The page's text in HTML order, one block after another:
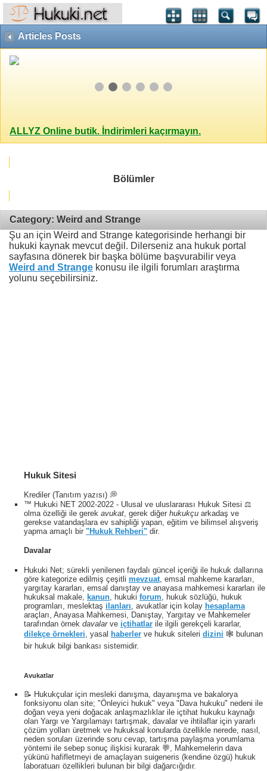
Articles Posts
ALLYZ Online butik. İndirimleri kaçırmayın.
Bölümler
Category: Weird and Strange
Şu an için Weird and Strange kategorisinde herhangi bir
hukuki kaynak mevcut değil. Dilerseniz ana hukuk portal
sayfasına dönerek bir başka bölüme başvurabilir veya
Weird and Strange konusu ile ilgili forumları araştırma
yolunu seçebilirsiniz.
Hukuk Sitesi
Krediler (Tanıtım yazısı) 💭
™ Hukuki NET 2002-2022 - Ulusal ve uluslararası Hukuk Sitesi ⚖️
olma özelliği ile gerek avukat , gerek diğer hukukçu arkadaş ve
gerekse vatandaşlara ev sahipliği yapan, eğitim ve bilimsel alışveriş
yapma amaçlı bir "Hukuk Rehberi" dir.
Davalar
Hukuki Net; sürekli yenilenen faydalı güncel içeriği ile hukuk dallarına
göre kategorize edilmiş çeşitli mevzuat , emsal mahkeme kararları,
yargıtay kararları, emsal danıştay ve anayasa mahkemesi kararları ile
hukuksal makale, kanun , hukuki forum , hukuk sözlüğü, hukuk
programları, meslektaş ilanları , avukatlar için kolay hesaplama
araçları, Anayasa Mahkemesi, Danıştay, Yargıtay ve Mahkemeler
tarafından örnek davalarve içtihatlar ile ilgili gerekçeli kararlar,
dilekçe örnekleri , yasal haberler ve hukuk siteleri dizini 🕸 bulunan
bir hukuk bilgi bankası sistemidir.
Avukatlar
📝 Hukukçular için mesleki danışma, dayanışma ve bakalorya
fonksiyonu olan site; "Önleyici hukuk" veya "Dava hukuku" nedeni ile
doğan veya yeni doğacak anlaşmazlıklar ile içtihat hukuku kaynağı
olan Yargı ve Yargılamayı tartışmak, davalar ve ihtilaflar için yararlı
çözüm yolları üretmek ve hukuksal konularda özellikle nerede, nasıl,
neden soruları üzerinde soru cevap, tartışma paylaşma yorumlama
yöntemi ile sebep sonuç ilişkisi kurarak 💬, Mahkemelerin dava
yükünü hafifletmeyi de amaçlayan suigeneris (kendine özgü) hukuk
laboratuarı özellikleri bulunan bir bilgi dağarcığıdır.